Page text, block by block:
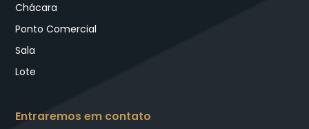
Chácara
Ponto Comercial
Sala
Lote
Entraremos em contato